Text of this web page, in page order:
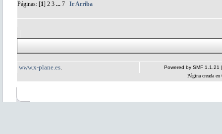
Páginas: [1] 2 3 ... 7 Ir Arriba
www.x-plane.es Powered by SMF 1.1.21
Página creada